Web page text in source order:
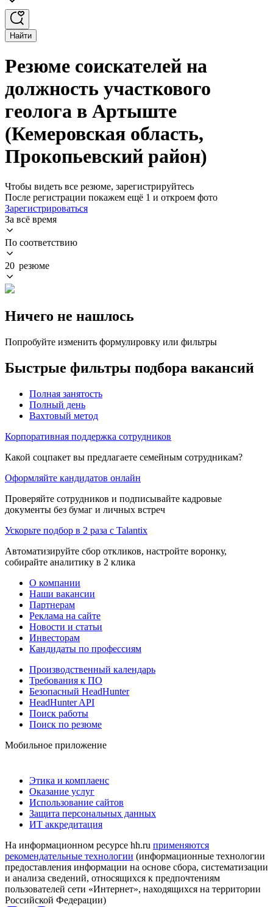
Найти
Резюме соискателей на
должность участкового
геолога в Артыште
(Кемеровская область,
Прокопьевский район)
Чтобы видеть все резюме, зарегистрируйтесь
После регистрации покажем ещё 1 и откроем фото
Зарегистрироваться
За всё время
По соответствию
20 резюме
Ничего не нашлось
Попробуйте изменить формулировку или фильтры
Быстрые фильтры подбора вакансий
Полная занятость
Полный день
Вахтовый метод
Корпоративная поддержка сотрудников
Какой соцпакет вы предлагаете семейным сотрудникам?
Оформляйте кандидатов онлайн
Проверяйте сотрудников и подписывайте кадровые
документы без бумаг и личных встреч
Ускорьте подбор в 2 раза с Talantix
Автоматизируйте сбор откликов, настройте воронку,
собирайте аналитику в 2 клика
О компании
Наши вакансии
Партнерам
Реклама на сайте
Новости и статьи
Инвесторам
Кандидаты по профессиям
Производственный календарь
Требования к ПО
Безопасный HeadHunter
HeadHunter API
Поиск работы
Поиск по резюме
Мобильное приложение
Этика и комплаенс
Оказание услуг
Использование сайтов
Защита персональных данных
ИТ аккредитация
На информационном ресурсе hh.ru применяются
рекомендательные технологии (информационные технологии
предоставления информации на основе сбора, систематизации
и анализа сведений, относящихся к предпочтениям
пользователей сети «Интернет», находящихся на территории
Российской Федерации)